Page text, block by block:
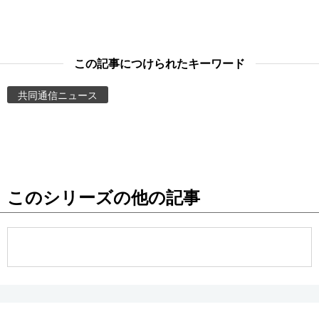
東京
この記事につけられたキーワード
共同通信ニュース
このシリーズの他の記事